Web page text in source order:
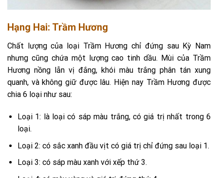
Hạng Hai: Trầm Hương
Chất lượng của loại Trầm Hương chỉ đứng sau Kỳ Nam
nhưng cũng chứa một lượng cao tinh dầu. Mùi của Trầm
Hương nồng lẫn vị đắng, khói màu trắng phân tán xung
quanh, và không giữ được lâu. Hiện nay Trầm Hương được
chia 6 loại như sau:
Loại 1: là loại có sáp màu trắng, có giá trị nhất trong 6
loại.
Loại 2: có sắc xanh đầu vịt có giá trị chỉ đứng sau loại 1.
Loại 3: có sáp màu xanh với xếp thứ 3.